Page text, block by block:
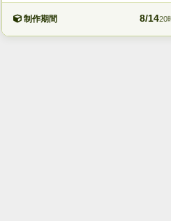
制作期間 8/1420